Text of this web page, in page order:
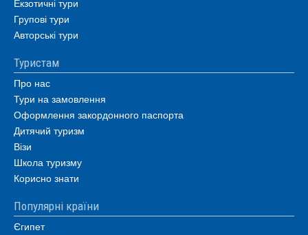
Екзотичні тури
Групові тури
Авторські тури
Туристам
Про нас
Тури на замовлення
Оформлення закордонного паспорта
Дитячий туризм
Візи
Школа туризму
Корисно знати
Популярні країни
Єгипет